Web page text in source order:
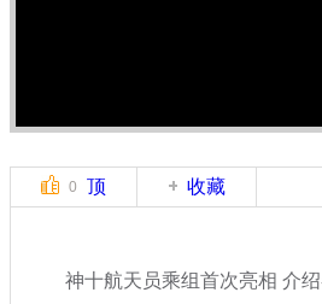
0 顶 收藏
神十航天员乘组首次亮相 介绍